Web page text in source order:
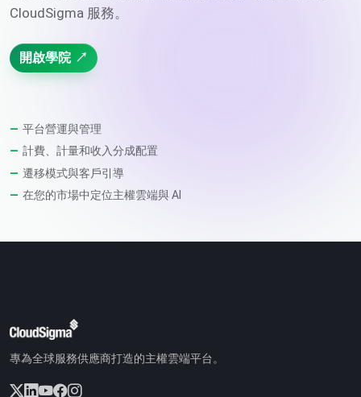
CloudSigma 服務。
開啟學院 ↗
平台營運與管理
計費、計量和收入分成配置
遷移模式與客戶引導
在您的市場中定位主權雲端與 AI
專為全球服務供應商打造的主權雲端平台。